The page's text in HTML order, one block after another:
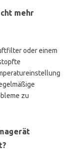
mehr
oder einem
zu